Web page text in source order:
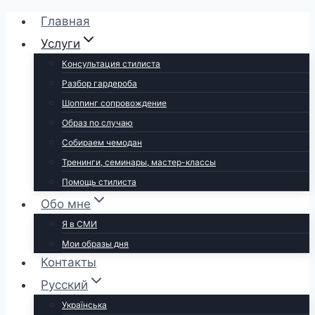
Перейти
содержимому
Главная
Услуги
Консультация стилиста
Разбор гардероба
Шоппинг сопровождение
Образ по случаю
Собираем чемодан
Тренинги, семинары, мастер-классы
Помощь стилиста
Обо мне
Я в СМИ
Мои образы дня
Контакты
Русский
Українська